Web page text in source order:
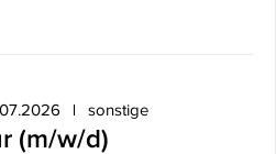
sonstige
(m/w/d)